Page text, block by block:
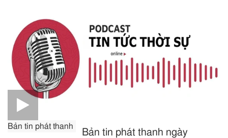
Bản tin phát thanh
Bản tin phát thanh ngày